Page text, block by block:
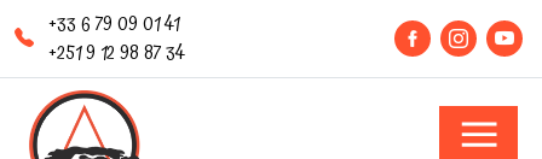
+33 6 79 09 01 41
+251 9 12 98 87 34